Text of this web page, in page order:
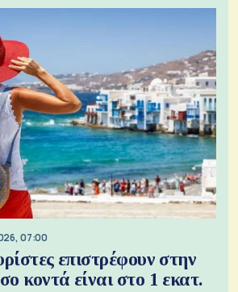
07:00
επιστρέφουν στην
κοντά είναι στο 1 εκατ.